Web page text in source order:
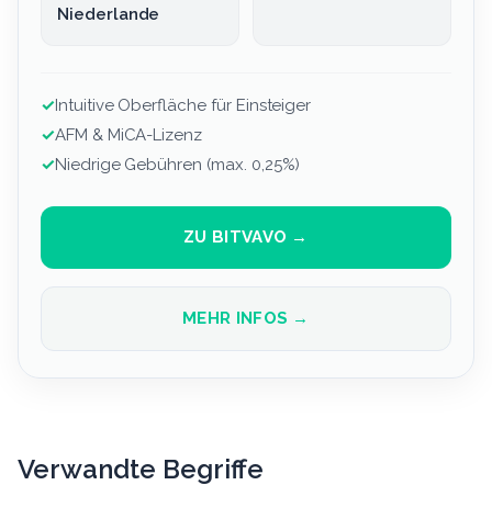
Niederlande
✓Intuitive Oberfläche für Einsteiger
✓AFM & MiCA-Lizenz
✓Niedrige Gebühren (max. 0,25%)
ZU BITVAVO →
MEHR INFOS →
Verwandte Begriffe